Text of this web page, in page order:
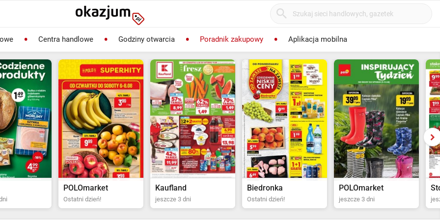
Centra handlowe Godziny otwarcia Poradnik zakupowy Aplikacja mobilna
Kaufland
jeszcze 3 dni
Biedronka
Ostatni dzień!
POLOmarket
jeszcze 3 dni jeszcze 4 dni za